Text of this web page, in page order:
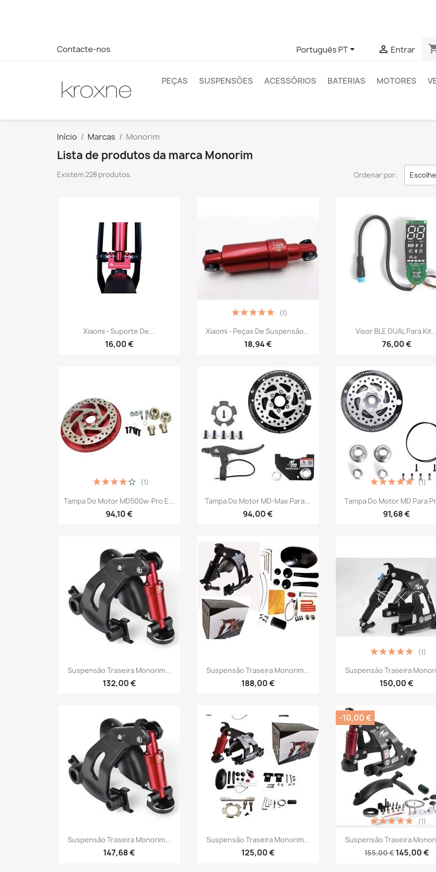
Contacte-nos Português PT  Entrar
PEÇAS SUSPENSÕES ACESSÓRIOS BATERIAS MOTORES
Início Marcas Monorim
Lista de produtos da marca Monorim
Existem 228 produtos. Ordenar por:
Vista rápida
Xiaomi - Suporte De...
16,00 €
Vista rápida
Xiaomi - Peças De Suspensão...
18,94 €
(1)
Vista rápida
Visor BLE DUAL Para
76,00 €
Vista rápida
Tampa Do Motor MD500w-Pro E...
94,10 €
(1)
Vista rápida
Tampa Do Motor MD-Max Para...
94,00 €
Vista rápida
Tampa Do Motor MD Para
91,68 €
(1)
Vista rápida
Suspensão Traseira Monorim...
132,00 €
Vista rápida
Suspensão Traseira Monorim...
188,00 €
Vista rápida
Suspensão Traseira
150,00 €
(1)
Vista rápida
Suspensão Traseira Monorim...
147,68 €
Vista rápida
Suspensão Traseira Monorim...
125,00 €
Vista rápida
Suspensão Traseira
155,00 € 145,00 €
(1)
-10,00 €